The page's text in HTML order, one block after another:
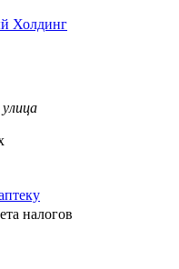
Холдинг
налогов